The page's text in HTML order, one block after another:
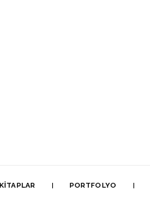
KITAPLAR PORTFOLYO